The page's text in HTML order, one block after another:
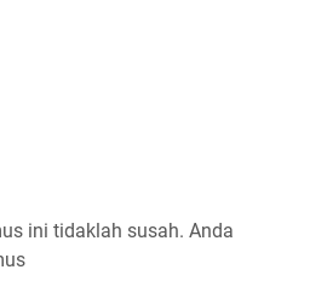
ini tidaklah susah. Anda